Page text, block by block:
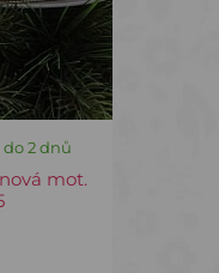
2 dnů
mot.